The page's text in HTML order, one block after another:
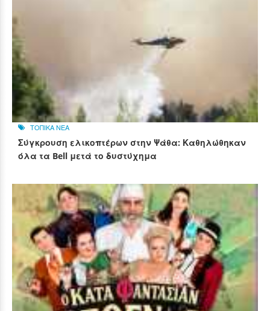
ΤΟΠΙΚΑ ΝΕΑ
Σύγκρουση ελικοπτέρων στην Ψάθα: Καθηλώθηκαν
όλα τα Bell μετά το δυστύχημα